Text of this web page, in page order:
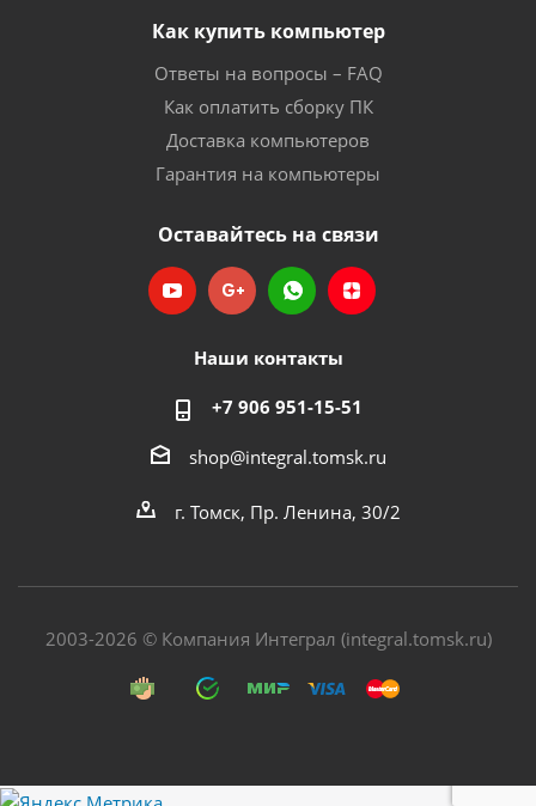
Как купить компьютер
Ответы на вопросы – FAQ
Как оплатить сборку ПК
Доставка компьютеров
Гарантия на компьютеры
Оставайтесь на связи
Наши контакты
+7 906 951-15-51
shop@integral.tomsk.ru
г. Томск, Пр. Ленина, 30/2
2003-2026 © Компания Интеграл (integral.tomsk.ru)